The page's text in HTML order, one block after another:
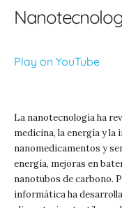
Play on YouTube
La nanotecnología ha
medicina, la energía y
nanomedicamentos y
energía, mejoras en
nanotubos de carbono.
informática ha